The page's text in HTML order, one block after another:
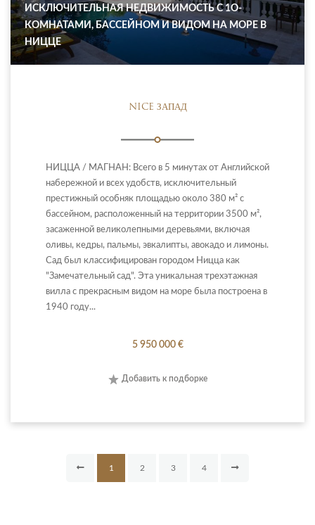
ИСКЛЮЧИТЕЛЬНАЯ НЕДВИЖИМОСТЬ С 1O-
КОМНАТАМИ, БАССЕЙНОМ И ВИДОМ НА МОРЕ В
НИЦЦЕ
NICE ЗАПАД
НИЦЦА / МАГНАН: Всего в 5 минутах от Английской
набережной и всех удобств, исключительный
престижный особняк площадью около 380 м² с
бассейном, расположенный на территории 3500 м²,
засаженной великолепными деревьями, включая
оливы, кедры, пальмы, эвкалипты, авокадо и лимоны.
Сад был классифицирован городом Ницца как
"Замечательный сад". Эта уникальная трехэтажная
вилла с прекрасным видом на море была построена в
1940 году...
5 950 000 €
Добавить к подборке
1 2 3 4